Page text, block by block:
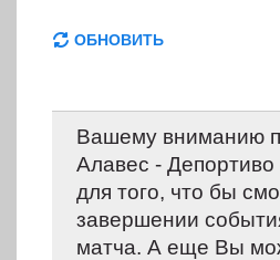
ОБНОВИТЬ
Вашему вниманию
Алавес -
для того, что бы
завершении
матча. А еще Вы